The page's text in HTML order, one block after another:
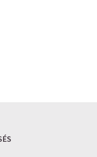
la douceur du lait
et plein de